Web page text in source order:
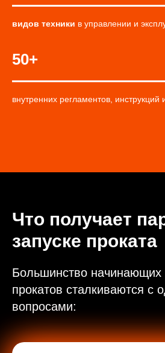
видов техники в управлении и
50+
внутренних регламентов, инструкций
Что получает
запуске проката
Большинство начинающих
прокатов сталкиваются с
вопросами: